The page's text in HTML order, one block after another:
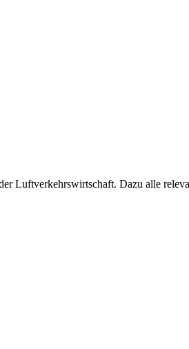
Luftverkehrswirtschaft. Dazu alle